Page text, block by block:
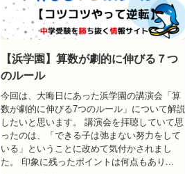
【浜学園】算数が劇的に伸びる７つ
のルール
今回は、大晦日にあった浜学園の講演会「算
数が劇的に伸びる7つのルール」について解説
したいと思います。 講演会を拝聴していて思
ったのは、「できる子は弛まない努力をして
いる」ということに改めて気付かされまし
た。 印象に残ったポイントは何点もあり...